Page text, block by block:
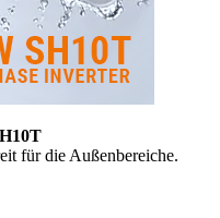
für die Außenbereiche.